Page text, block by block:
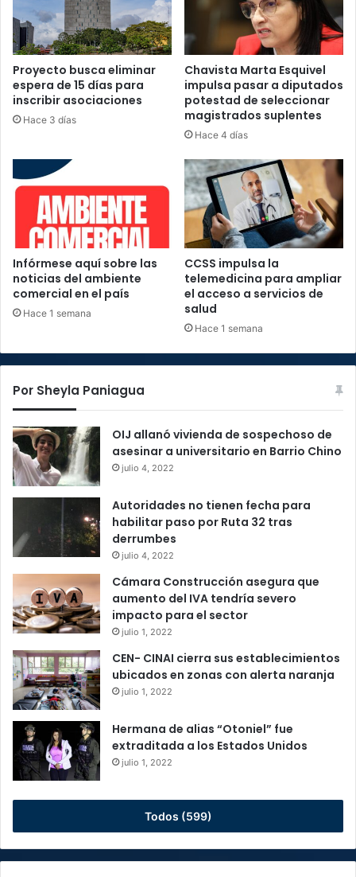
Proyecto busca eliminar
espera de 15 días para
inscribir asociaciones
Hace 3 días
Chavista Marta Esquivel
impulsa pasar a diputados
potestad de seleccionar
magistrados suplentes
Hace 4 días
Infórmese aquí sobre las
noticias del ambiente
comercial en el país
Hace 1 semana
CCSS impulsa la
telemedicina para ampliar
el acceso a servicios de
salud
Hace 1 semana
Por Sheyla Paniagua
OIJ allanó vivienda de sospechoso de
asesinar a universitario en Barrio Chino
julio 4, 2022
Autoridades no tienen fecha para
habilitar paso por Ruta 32 tras
derrumbes
julio 4, 2022
Cámara Construcción asegura que
aumento del IVA tendría severo
impacto para el sector
julio 1, 2022
CEN- CINAI cierra sus establecimientos
ubicados en zonas con alerta naranja
julio 1, 2022
Hermana de alias “Otoniel” fue
extraditada a los Estados Unidos
julio 1, 2022
Todos (599)